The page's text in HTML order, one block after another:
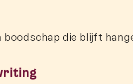
boodschap die blijft